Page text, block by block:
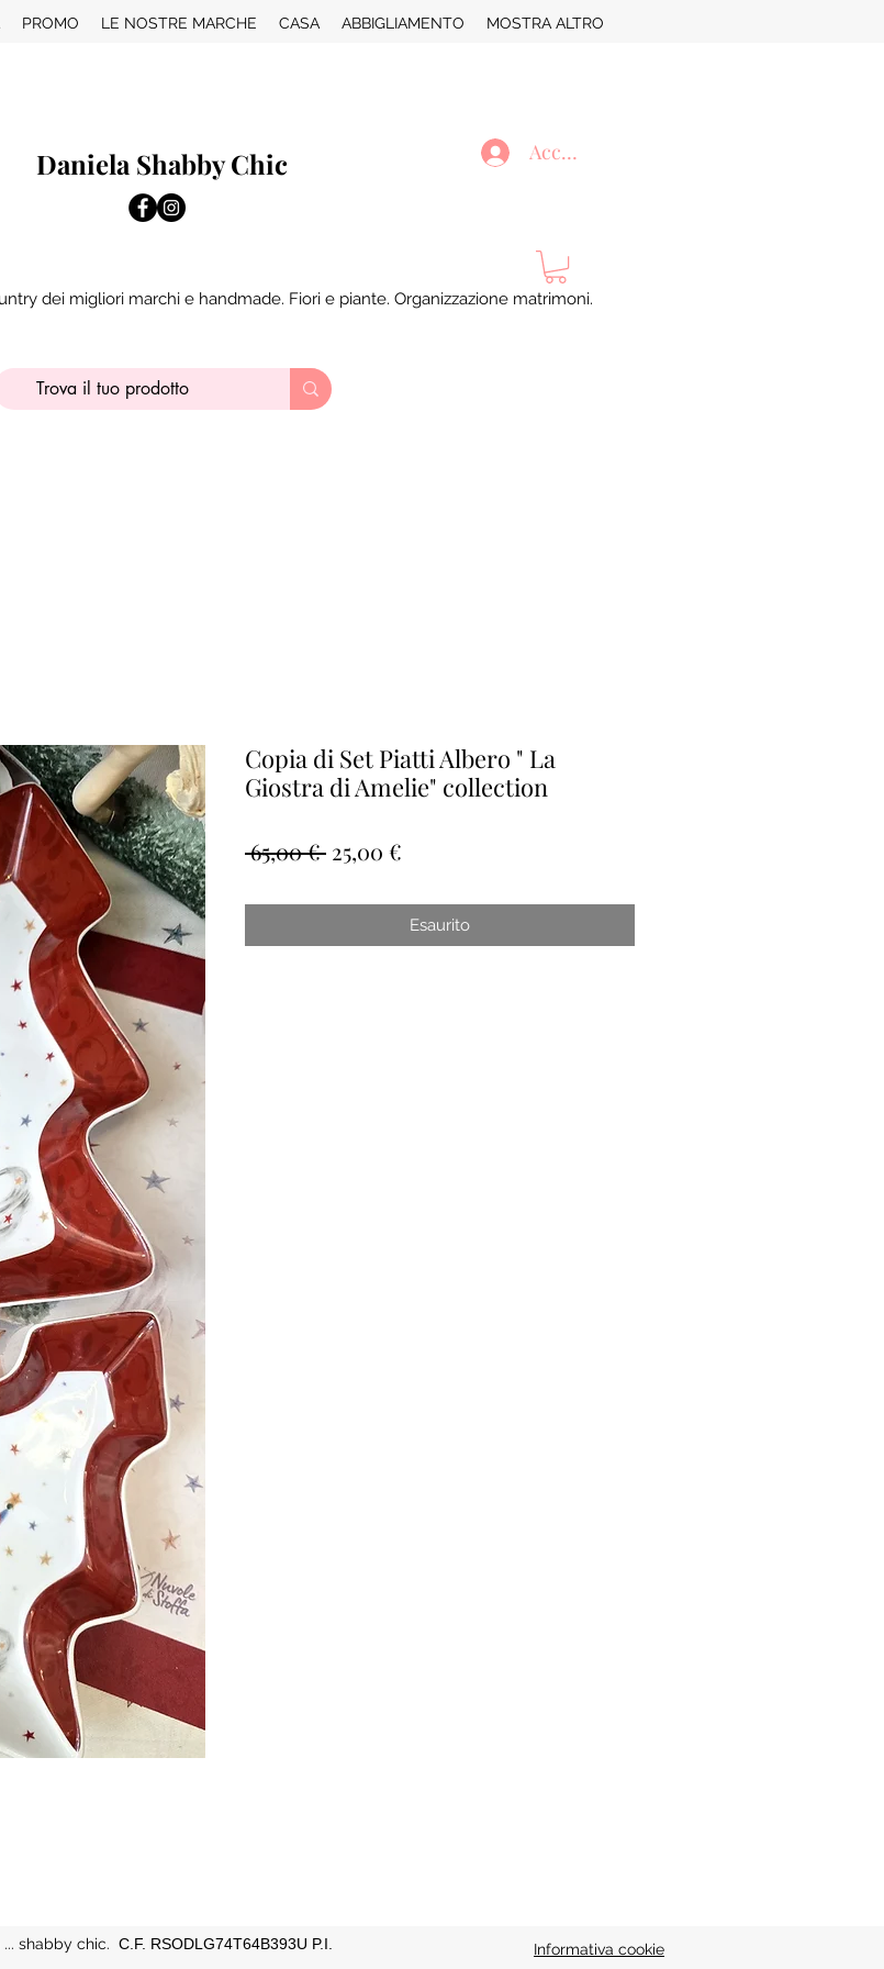
PROMO LE NOSTRE MARCHE CASA ABBIGLIAMENTO MOSTRA ALTRO
Daniela Shabby Chic Accedi
dei migliori marchi e handmade. Fiori e piante. Organizzazione matrimoni.
Copia di Set Piatti Albero " La
Giostra di Amelie" collection
65,00 € Prezzo
25,00 €
Esaurito
shabby chic. C.F. RSODLG74T64B393U P.I.
Informativa cookie